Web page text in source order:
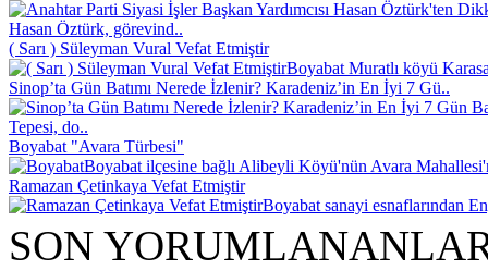
Hasan Öztürk, görevind..
( Sarı ) Süleyman Vural Vefat Etmiştir
Boyabat Muratlı köyü
Sinop’ta Gün Batımı Nerede İzlenir? Karadeniz’in En İyi 7 Gü..
Tepesi, do..
Boyabat "Avara Türbesi"
Boyabat ilçesine bağlı Alibeyli Köyü'nün Avara
Ramazan Çetinkaya Vefat Etmiştir
Boyabat sanayi esnaflarından
SON